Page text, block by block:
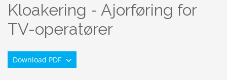
Kloakering - Ajorføring for
TV-operatører
Download PDF